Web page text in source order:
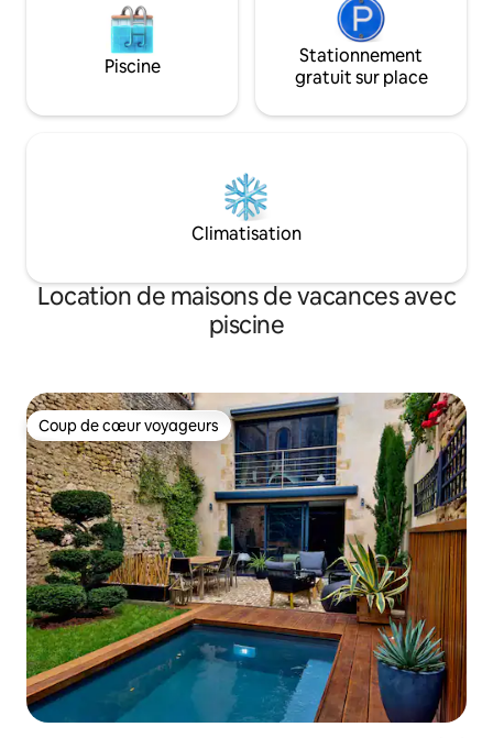
Piscine
Stationnement
gratuit sur place
Climatisation
Location de maisons de vacances avec
piscine
Coup de cœur voyageurs
Coup de cœur voyageurs